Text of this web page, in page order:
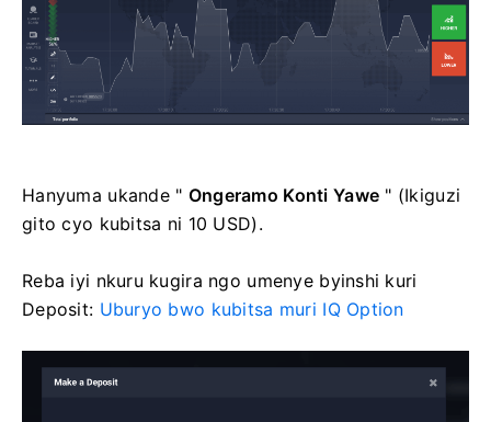
Hanyuma ukande " Ongeramo Konti Yawe " (Ikiguzi
gito cyo kubitsa ni 10 USD).
Reba iyi nkuru kugira ngo umenye byinshi kuri
Deposit: Uburyo bwo kubitsa muri IQ Option